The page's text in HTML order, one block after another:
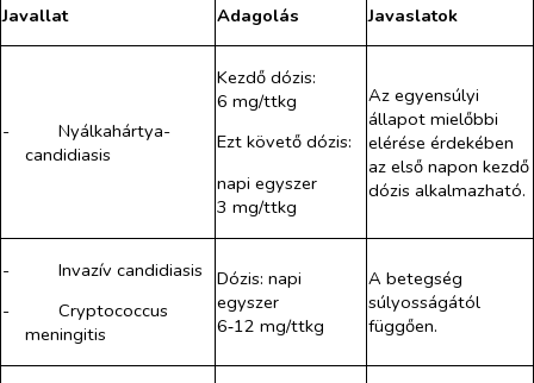
Javallat Adagolás Javaslatok
-​
Nyálkahártya-
candidiasis
Kezdő dózis:
6 mg/ttkg
Ezt követő dózis:
napi egyszer
3 mg/ttkg
Az egyensúlyi
állapot mielőbbi
elérése érdekében
az első napon kezdő
dózis alkalmazható.
-​
Invazív candidiasis
-​
Cryptococcus
meningitis
Dózis: napi
egyszer
6‑12 mg/ttkg
A betegség
súlyosságától
függően.